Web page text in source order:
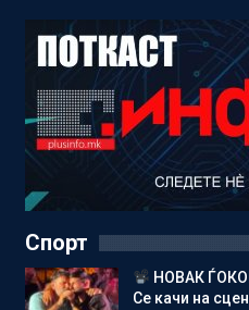
Спорт
НОВАК
Се качи на